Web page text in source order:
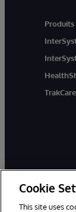
Produits
TrakCare
Cookie
This site uses